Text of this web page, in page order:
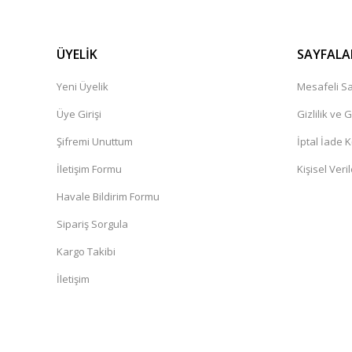
ÜYELİK
Yeni Üyelik
Üye Girişi
Şifremi Unuttum
İletişim Formu
Havale Bildirim Formu
Sipariş Sorgula
Kargo Takibi
İletişim
Mesafeli
Gizlilik ve
İptal İade
Kişisel